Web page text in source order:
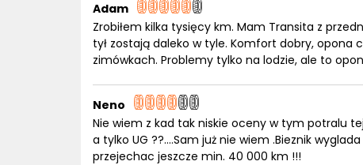
Adam
Zrobiłem kilka tysięcy km. Mam Transita z
tył zostają daleko w tyle. Komfort dobry, opona
zimówkach. Problemy tylko na lodzie, ale to
Neno
Nie wiem z kad tak niskie oceny w tym potralu
a tylko UG ??....Sam już nie wiem .Bieznik
przejechac jeszcze min. 40 000 km !!!